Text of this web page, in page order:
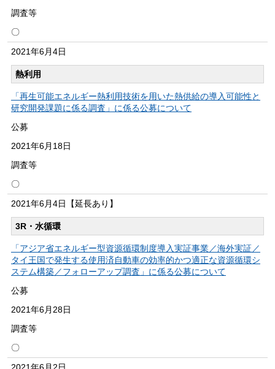
調査等
〇
2021年6月4日
熱利用
「再生可能エネルギー熱利用技術を用いた熱供給の導入可能性と
研究開発課題に係る調査」に係る公募について
公募
2021年6月18日
調査等
〇
2021年6月4日 【延長あり】
3R・水循環
「アジア省エネルギー型資源循環制度導入実証事業／海外実証／
タイ王国で発生する使用済自動車の効率的かつ適正な資源循環シ
ステム構築／フォローアップ調査」に係る公募について
公募
2021年6月28日
調査等
〇